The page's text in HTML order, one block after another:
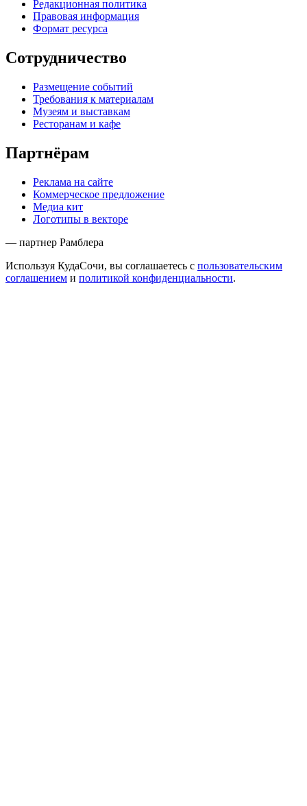
Редакционная политика
Правовая информация
Формат ресурса
Сотрудничество
Размещение событий
Требования к материалам
Музеям и выставкам
Ресторанам и кафе
Партнёрам
Реклама на сайте
Коммерческое предложение
Медиа кит
Логотипы в векторе
— партнер Рамблера
Используя КудаСочи, вы соглашаетесь с пользовательским
соглашением и политикой конфиденциальности.